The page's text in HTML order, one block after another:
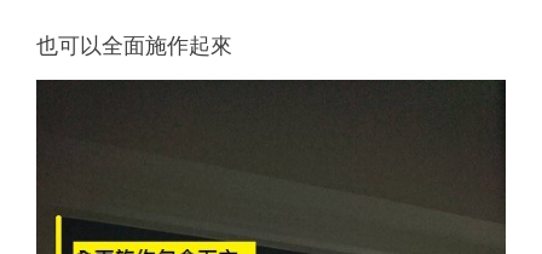
也可以全面施作起來